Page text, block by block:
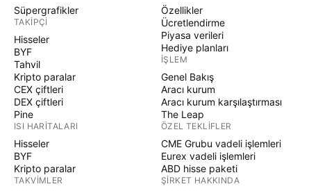
Süpergrafikler
TAKIPÇI
Hisseler
BYF
Tahvil
Kripto paralar
CEX çiftleri
DEX çiftleri
Pine
ISI HARITALARI
Hisseler
BYF
Kripto paralar
TAKVIMLER
Özellikler
Ücretlendirme
Piyasa verileri
Hediye planları
İŞLEM
Genel Bakış
Aracı kurum
Aracı kurum karşılaştırması
The Leap
ÖZEL TEKLIFLER
CME Grubu vadeli işlemleri
Eurex vadeli işlemleri
ABD hisse paketi
ŞIRKET HAKKINDA